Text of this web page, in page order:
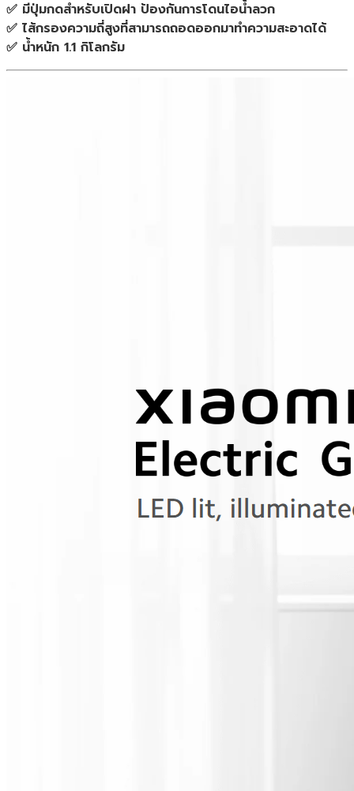
ชิ้น
✅ มีปุ่มกดสำหรับเปิดฝา ป้องกันการโดนไอน้ำลวก
✅ ไส้กรองความถี่สูงที่สามารถถอดออกมาทำความสะอาดได้
✅ น้ำหนัก 1.1 กิโลกรัม